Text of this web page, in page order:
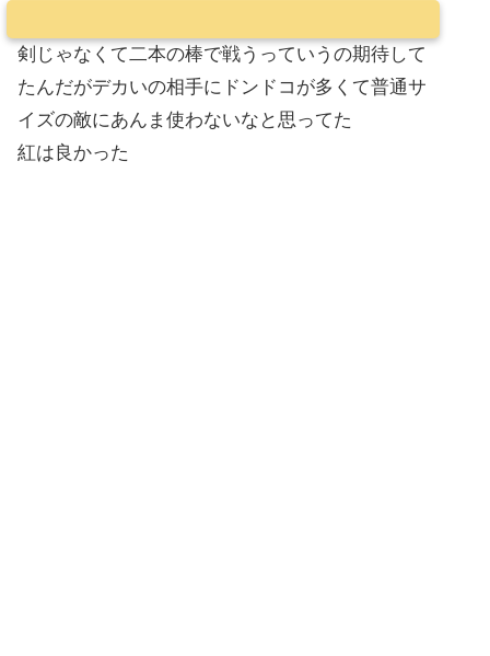
剣じゃなくて二本の棒で戦うっていうの期待して
たんだがデカいの相手にドンドコが多くて普通サ
イズの敵にあんま使わないなと思ってた
紅は良かった